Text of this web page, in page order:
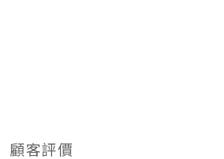
顧客評價